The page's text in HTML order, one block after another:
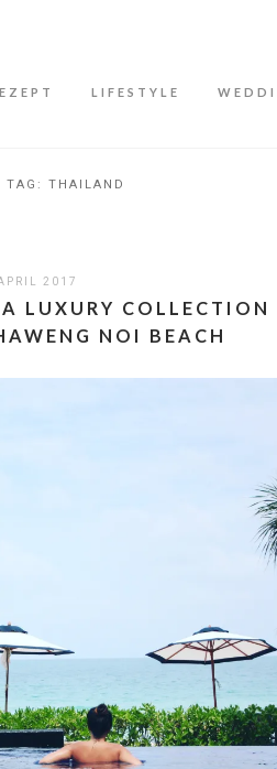
LIFESTYLE
TAG: THAILAND
2017
LUXURY COLLECTION
NOI BEACH